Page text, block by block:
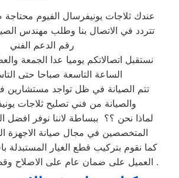
عندك ثلاجات يونيفرسال الفيوم محتاجة
تتردد في الاتصال بنا وطلب مهندس
رقم الدعم الفني
نستقبل اتصالاتكم يوميا عدا الجمعة
الساعة التاسعة صباحا حتى
تتم الصيانة في ظل تواجد مستشارين
والصيانة من فني تصليح ثلاجات
لماذا نحن ؟؟ ببساطة لاننا نوفر افضل
المتخصصين في مجال صيانة الاجهزة
كما نقوم بتركيب قطع الغيار
العميل على ضمان عام على الاصلاح وقطع الغيار المستبدلة .